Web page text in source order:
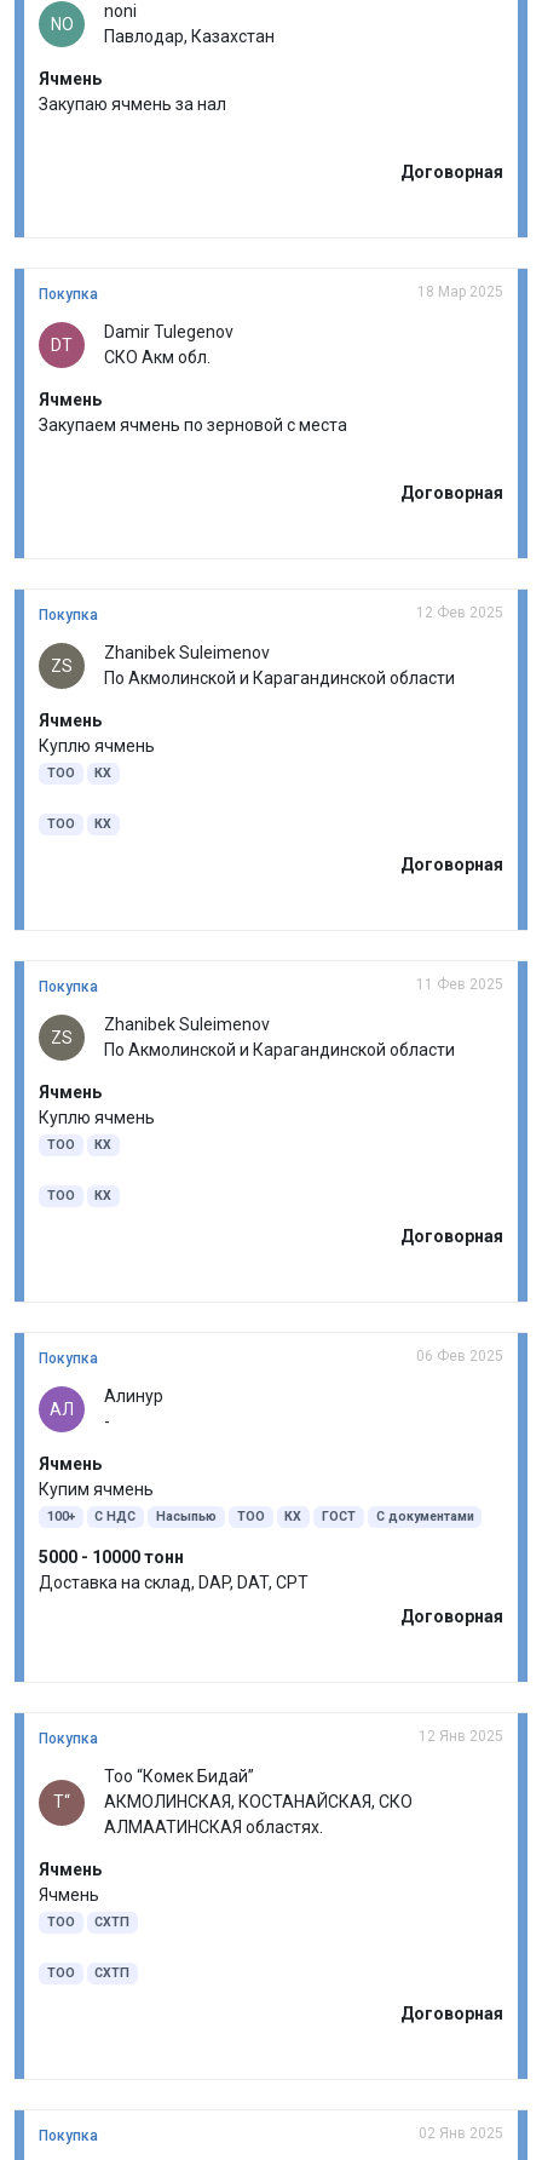
NO
noni
Павлодар, Казахстан
Ячмень
Закупаю ячмень за нал
Договорная
Покупка 18 Мар 2025
DT
Damir Tulegenov
СКО Акм обл.
Ячмень
Закупаем ячмень по зерновой с места
Договорная
Покупка 12 Фев 2025
ZS
Zhanibek Suleimenov
По Акмолинской и Карагандинской области
Ячмень
Куплю ячмень
ТОО КХ
ТОО КХ
Договорная
Покупка 11 Фев 2025
ZS
Zhanibek Suleimenov
По Акмолинской и Карагандинской области
Ячмень
Куплю ячмень
ТОО КХ
ТОО КХ
Договорная
Покупка 06 Фев 2025
АЛ
Алинур
-
Ячмень
Купим ячмень
100+ С НДС Насыпью ТОО КХ ГОСТ С документами
5000 - 10000 тонн
Доставка на склад, DAP, DAT, CPT
Договорная
Покупка 12 Янв 2025
Т“
Тоо “Комек Бидай”
АКМОЛИНСКАЯ, КОСТАНАЙСКАЯ, СКО
АЛМААТИНСКАЯ областях.
Ячмень
Ячмень
ТОО СХТП
ТОО СХТП
Договорная
Покупка 02 Янв 2025